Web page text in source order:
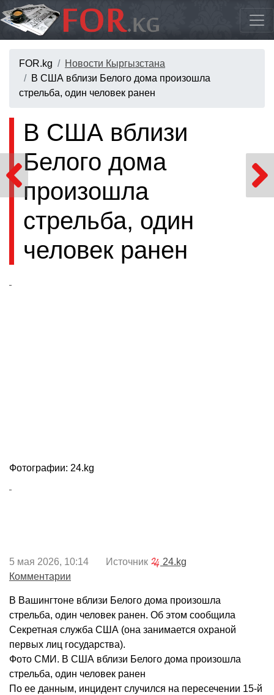
FOR.kg
Новости Кыргызстана
В США вблизи Белого дома произошла
стрельба, один человек ранен
В США вблизи
Белого дома
произошла
стрельба, один
человек ранен
Фотографии: 24.kg
5 мая 2026, 10:14 Источник
24.kg
Комментарии
В Вашингтоне вблизи Белого дома произошла
стрельба, один человек ранен. Об этом сообщила
Секретная служба США (она занимается охраной
первых лиц государства).
Фото СМИ. В США вблизи Белого дома произошла
стрельба, один человек ранен
По ее данным, инцидент случился на пересечении 15-й